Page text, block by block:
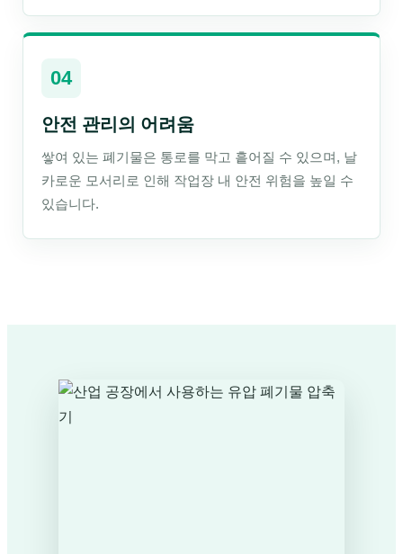
04
안전 관리의 어려움
쌓여 있는 폐기물은 통로를 막고 흩어질 수 있으며, 날
카로운 모서리로 인해 작업장 내 안전 위험을 높일 수
있습니다.